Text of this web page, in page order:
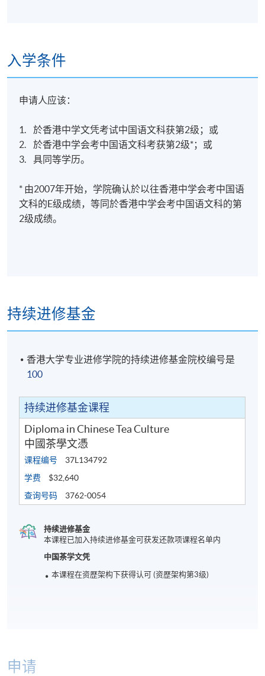
入学条件
申请人应该：
1. 於香港中学文凭考试中国语文科获第2级；或
2. 於香港中学会考中国语文科考获第2级*；或
3. 具同等学历。
* 由2007年开始，学院确认於以往香港中学会考中国语
文科的E级成绩，等同於香港中学会考中国语文科的第
2级成绩。
持续进修基金
香港大学专业进修学院的持续进修基金院校编号是
100
持续进修基金课程
Diploma in Chinese Tea Culture
中國茶學文憑
课程编号
37L134792
学费
$32,640
查询号码
3762-0054
持续进修基金
本课程已加入持续进修基金可获发还款项课程名单内
中国茶学文凭
本课程在资歴架构下获得认可 (资歴架构第3级)
申请